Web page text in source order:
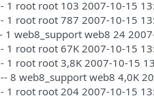
1 root root 103 2007-10-15
1 root root 787 2007-10-15
1 web8_support web8 24
1 root root 67K 2007-10-15
1 root root 3,8K 2007-10-15
8 web8_support web8 4,0K
1 root root 204 2007-10-15